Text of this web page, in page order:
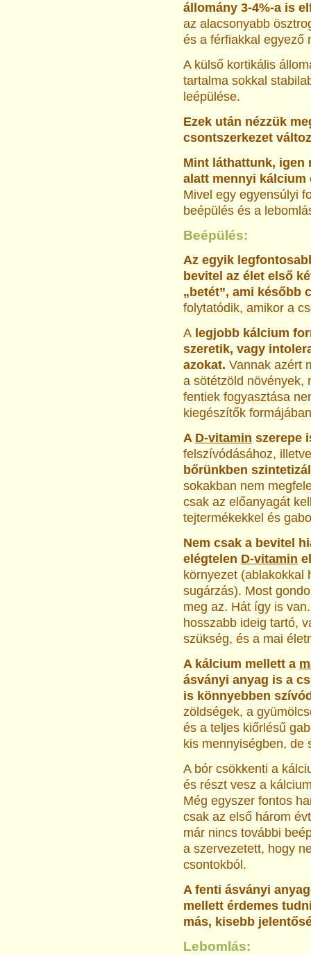
állomány 3-4%-a is
az alacsonyabb
és a férfiakkal egyező
A külső kortikális
tartalma sokkal
leépülése.
Ezek után nézzük
csontszerkezet
Mint láthattunk, igen
alatt mennyi kálcium
Mivel egy egyensúlyi
beépülés és a
Beépülés:
Az egyik
bevitel az élet első
„betét”, ami később
folytatódik, amikor a
A legjobb kálcium
szeretik, vagy
azokat. Vannak azért
a sötétzöld növények,
fentiek fogyasztása
kiegészítők
A D-vitamin szerepe
felszívódásához,
bőrünkben
sokakban nem
csak az előanyagát
tejtermékekkel és
Nem csak a bevitel
elégtelen D-vitamin
környezet (ablakokkal
sugárzás). Most
meg az. Hát így is
hosszabb ideig tartó,
szükség, és a mai
A kálcium mellett a
ásványi anyag is a
is könnyebben
zöldségek, a
és a teljes kiőrlésű
kis mennyiségben, de
A bór csökkenti a
és részt vesz a
Még egyszer fontos
csak az első három
már nincs további
a szervezetett, hogy
csontokból.
A fenti ásványi
mellett érdemes
más, kisebb
Lebomlás: